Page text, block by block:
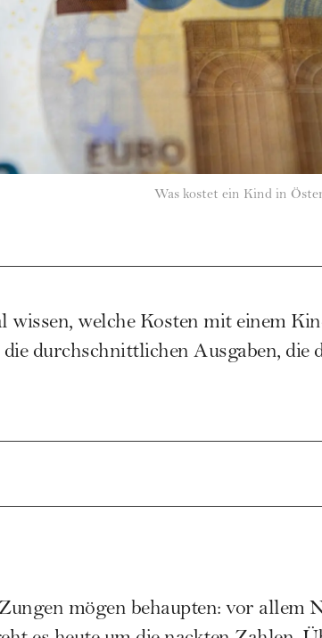
Was kostet ein Kind in
welche Kosten mit einem
durchschnittlichen Ausgaben, die
mögen behaupten: vor allem